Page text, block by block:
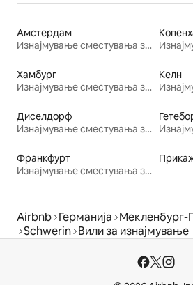
Амстердам
Изнајмување сместувања за одмор
Хамбург
Изнајмување сместувања за одмор
Келн
Диселдорф
Изнајмување сместувања за одмор
Франкфурт
Изнајмување сместувања за одмор
Airbnb Германија Мекленбург-
Schwerin Вили за изнајмување